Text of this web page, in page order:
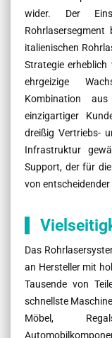
wider. Der
italienischen
Strategie
ehrgeizige
Kombination
einzigartiger
dreißig Vertriebs-
Infrastruktur
Support, der für
von
Das
an Hersteller mit
Tausende von
schnellste
Möbel,